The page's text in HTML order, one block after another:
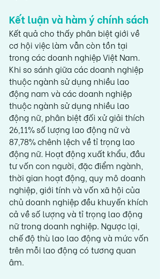
Kết luận và hàm ý chính sách
Kết quả cho thấy phân biệt giới về
cơ hội việc làm vẫn còn tồn tại
trong các doanh nghiệp Việt Nam.
Khi so sánh giữa các doanh nghiệp
thuộc ngành sử dụng nhiều lao
động nam và các doanh nghiệp
thuộc ngành sử dụng nhiều lao
động nữ, phân biệt đối xử giải thích
26,11% số lượng lao động nữ và
87,78% chênh lệch về tỉ trọng lao
động nữ. Hoạt động xuất khẩu, đầu
tư vốn con người, đặc điểm ngành,
thời gian hoạt động, quy mô doanh
nghiệp, giới tính và vốn xã hội của
chủ doanh nghiệp đều khuyến khích
cả về số lượng và tỉ trọng lao động
nữ trong doanh nghiệp. Ngược lại,
chế độ thù lao lao động và mức vốn
trên mỗi lao động có tương quan
âm.